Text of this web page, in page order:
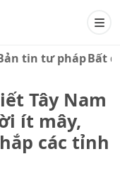
tin tư phápBất
Tây Nam
ít mây,
các tỉnh